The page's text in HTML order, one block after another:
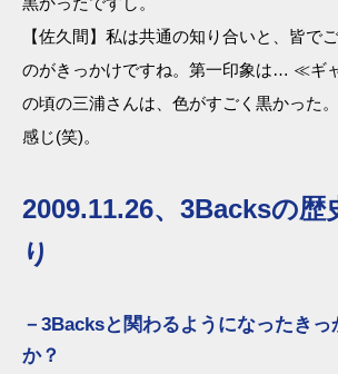
【佐久間】私は共通の知り合いと、皆で
のがきっかけですね。第一印象は… ≪ギ
の頃の三浦さんは、色がすごく黒かった
感じ(笑)。
2009.11.26、3Backsの歴
り
－3Backsと関わるようになったき
か？